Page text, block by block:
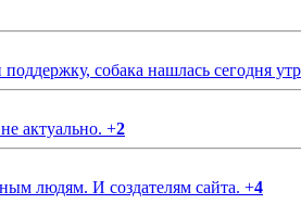
собака нашлась сегодня
актуально. +2
людям. И создателям сайта. +4